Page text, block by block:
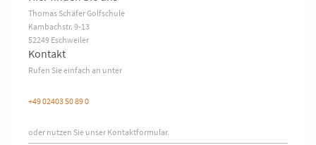
Thomas Schäfer Golfschule
Kambachstr. 9-13
52249 Eschweiler
Kontakt
Rufen Sie einfach an unter
+49 02403 50 89 0
oder nutzen Sie unser Kontaktformular.